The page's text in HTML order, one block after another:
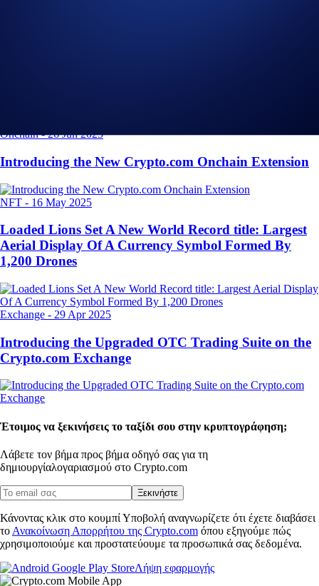
Onchain-26 Jun 2025
Introducing the New Crypto.com Onchain Extension
NFT - 16 May 2025
Loaded Lions Set A New World Record title: Largest
Aerial Display Of A Currency Symbol Formed By
1,200 Drones
Exchange - 29 Apr 2025
Introducing the Upgraded OTC Trading Suite on the
Crypto.com Exchange
Έτοιμος να ξεκινήσεις το ταξίδι σου στην κρυπτογράφηση;
Λάβετε τον βήμα προς βήμα οδηγό σας για τη
δημιουργίαλογαριασμού στο Crypto.com
Ξεκινήστε
Κάνοντας κλικ στο κουμπί Υποβολή αναγνωρίζετε ότι έχετε διαβάσει
το Ανακοίνωση Απορρήτου της Crypto.com όπου εξηγούμε πώς
χρησιμοποιούμε και προστατεύουμε τα προσωπικά σας δεδομένα.
Λήψη εφαρμογής